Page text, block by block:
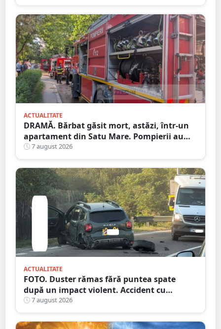
ACTUALITATE
DRAMĂ. Bărbat găsit mort, astăzi, într-un
apartament din Satu Mare. Pompierii au
spart ușa
7 august 2026
ACTUALITATE
FOTO. Duster rămas fără puntea spate
după un impact violent. Accident cu
implicarea unei mașini din Satu Mare
7 august 2026